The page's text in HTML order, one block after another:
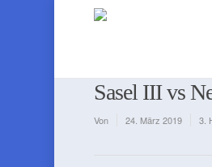
Sasel III vs
Von 24. März 2019 3.